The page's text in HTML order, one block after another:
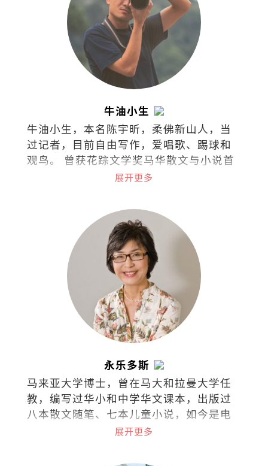
牛油小生
牛油小生，本名陈宇昕，柔佛新山人，当
过记者，目前自由写作，爱唱歌、踢球和
观鸟。 曾获花踪文学奖马华散文与小说首
奖，台湾梁实秋文学奖散文评审奖，着有
《列车男女》《阿卡贝拉》《写给未来情
人的足球指南》，小说集《南方少年与健
忘老头》《那些进化了的，以及⋯⋯》，
曾出版独立小志《SEAL》（共七期），并
为新加坡导演陈哲艺电影《热带雨》同名
主题曲填词。
展开更多
永乐多斯
马来亚大学博士，曾在马大和拉曼大学任
教，编写过华小和中学华文课本，出版过
八本散文随笔、七本儿童小说，如今是电
台节目《思想泉源》主持人。
展开更多